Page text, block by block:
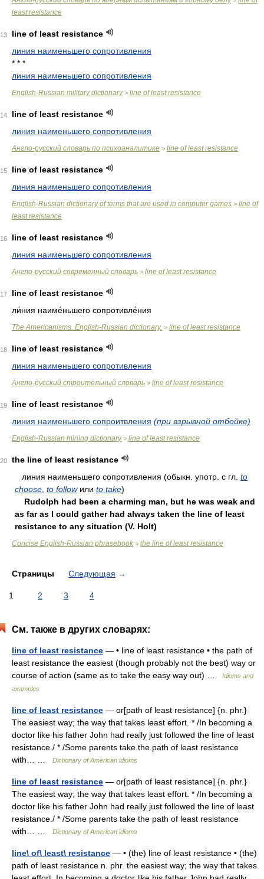
least resistance
13
line of least resistance
линия наименьшего сопротивления
* * *
линия наименьшего сопротивления
English-Russian military dictionary> line of least resistance
14
line of least resistance
линия наименьшего сопротивления
Англо-русский словарь по психоаналитике > line of least resistance
15
line of least resistance
линия наименьшего сопротивления
English-Russian dictionary of terms that are used in computer games > line of
least resistance
16
line of least resistance
линия наименьшего сопротивления
Англо-русский современный словарь > line of least resistance
17
line of least resistance
ли́ния наиме́ньшего сопротивле́ния
The Americanisms. English-Russian dictionary. > line of least resistance
18
line of least resistance
линия наименьшего сопротивления
Англо-русский строительный словарь > line of least resistance
19
line of least resistance
линия наименьшего сопроитвления (при взрывной отбойке)
English-Russian mining dictionary> line of least resistance
20
the line of least resistance
линия нaимeньшeгo coпpoтивлeния (oбыкн. упoтp. c гл. to
choose to followили to take)
Rudolph had been a charming man, but he was weak and
as far as I could gather had always taken the line of least
resistance to any situation (V. Holt)
Concise English-Russian phrasebook > the line of least resistance
Страницы Следующая →
1 2 3 4
См. также в других словарях:
line of least resistance — • line of least resistance • the path of
least resistance the easiest (though probably not the best) way or
course of action (same as to take the easy way out) …
Idioms and
examples
line of least resistance — or[path of least resistance] {n. phr.}
The easiest way; the way that takes least effort. * /In becoming a
doctor like his father John had really just followed the line of least
resistance./ * /Some parents take the path of least resistance
with… …
Dictionary of American idioms
line of least resistance — or[path of least resistance] {n. phr.}
The easiest way; the way that takes least effort. * /In becoming a
doctor like his father John had really just followed the line of least
resistance./ * /Some parents take the path of least resistance
with… …
Dictionary of American idioms
line\ of\ least\ resistance — • (the) line of least resistance • (the)
path of least resistance n. phr. the easiest way; the way that takes